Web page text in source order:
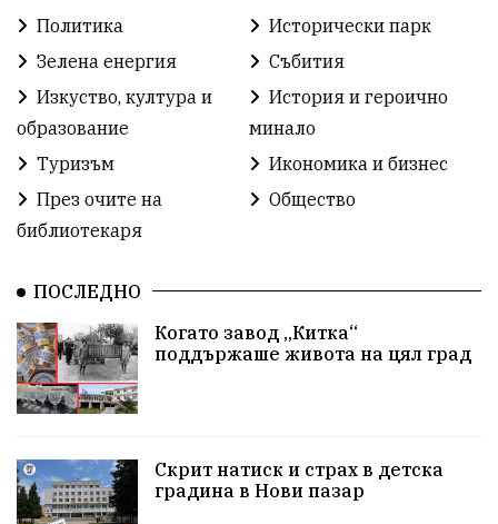
Събития Здраве Безводие
Безводие Война на пътя
#СилаНаНарода контрапротести
#България
Зависимости ИсторическиПарк НовиПазар
Неудобните Шуробаджанащина
БлизкоМинало
Пещера „Бисерна" АкваЯнтра
Политика
Исторически парк
Зелена енергия
Събития
Изкуство, култура и
образование
История и героично
минало
Туризъм
Икономика и бизнес
През очите на
библиотекаря
Общество
ПОСЛЕДНО
Когато завод „Китка“
поддържаше живота на цял град
Скрит натиск и страх в детска
градина в Нови пазар